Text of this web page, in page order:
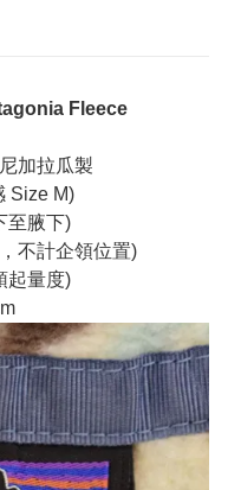
Fleece
加拉瓜製
Size M)
至腋下)
不計企領位置)
起量度)